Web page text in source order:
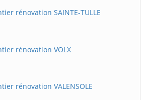
rénovation SAINTE-TULLE
rénovation VOLX
rénovation VALENSOLE